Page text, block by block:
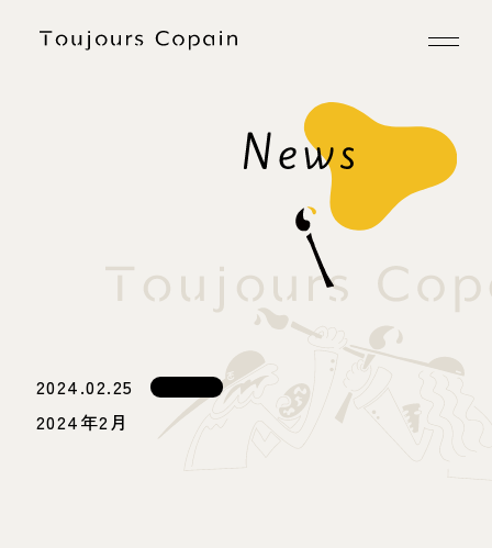
2024.02.25
2024年2月